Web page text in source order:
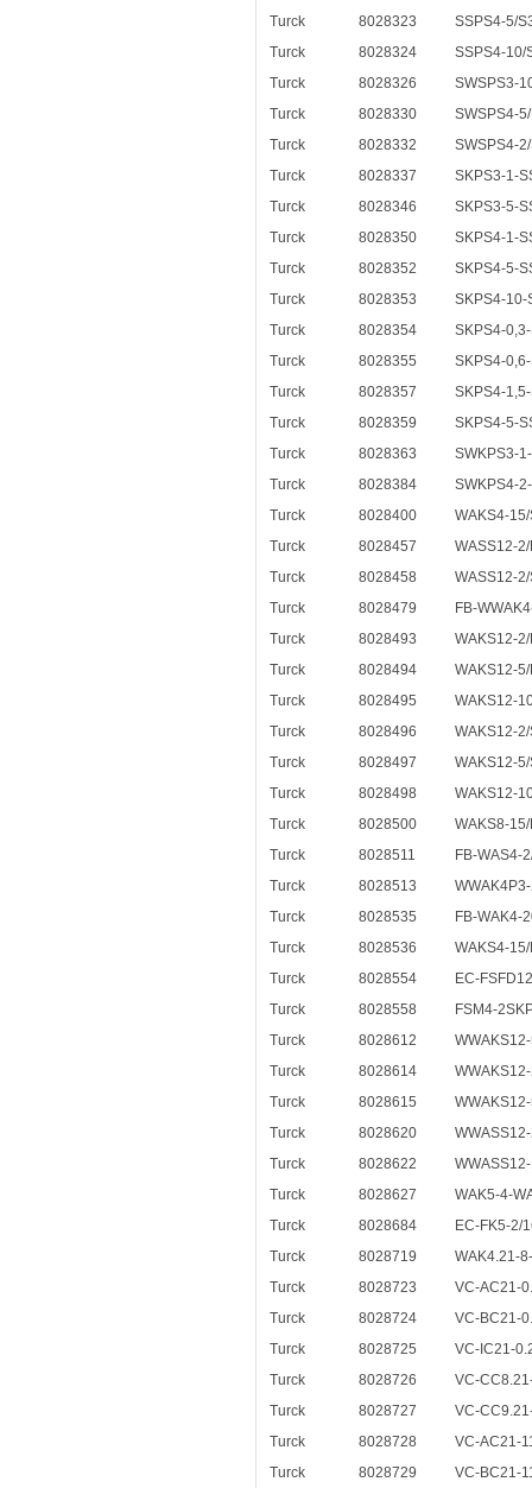
Turck 8028323
SSPS4-5/
Turck
8028324
SSPS4-10/
Turck
8028326
SWSPS3-
Turck
8028330
SWSPS4-
Turck
8028332
SWSPS4-
Turck
8028337
SKPS3-1-
Turck
8028346
SKPS3-5-
Turck
8028350
SKPS4-1-
Turck
8028352
SKPS4-5-
Turck
8028353
SKPS4-10-
Turck
8028354
SKPS4-
Turck
8028355
SKPS4-
Turck
8028357
SKPS4-
Turck
8028359
SKPS4-5-
Turck
8028363
SWKPS3-
Turck
8028384
SWKPS4-
Turck
8028400
WAKS4-
Turck
8028457
WASS12-
Turck
8028458
WASS12-
Turck
8028479
FB-
Turck
8028493
WAKS12-
Turck
8028494
WAKS12-
Turck
8028495
WAKS12-
Turck
8028496
WAKS12-
Turck
8028497
WAKS12-
Turck
8028498
WAKS12-
Turck
8028500
WAKS8-
Turck
8028511
FB-WAS4-
Turck
8028513
Turck
8028535
FB-WAK4-
Turck
8028536
WAKS4-
Turck
8028554
EC-
Turck
8028558
FSM4-
Turck
8028612
Turck
8028614
Turck
8028615
Turck
8028620
Turck
8028622
Turck
8028627
WAK5-4-
Turck
8028684
EC-FK5-2/
Turck
8028719
WAK4.21-
Turck
8028723
VC-AC21-
Turck
8028724
VC-BC21-
Turck
8028725
VC-IC21-
Turck
8028726
VC-
Turck
8028727
VC-
Turck
8028728
VC-AC21-
Turck
8028729
VC-BC21-